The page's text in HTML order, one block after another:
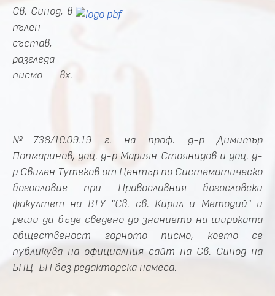
Св. Синод, в
пълен
състав,
разгледа
писмо вх.
№738/10.09.19 г. на проф. д-р Димитър
Попмаринов, доц. д-р Мариян Стоянидов и доц. д-
р Свилен Тутеков от Център по Систематическо
богословие при Православния богословски
факултет на ВТУ "Св. св. Кирил и Методий" и
реши да бъде сведено до знанието на широката
общественост горното писмо, което се
публикува на официалния сайт на Св. Синод на
БПЦ-БП без редакторска намеса.